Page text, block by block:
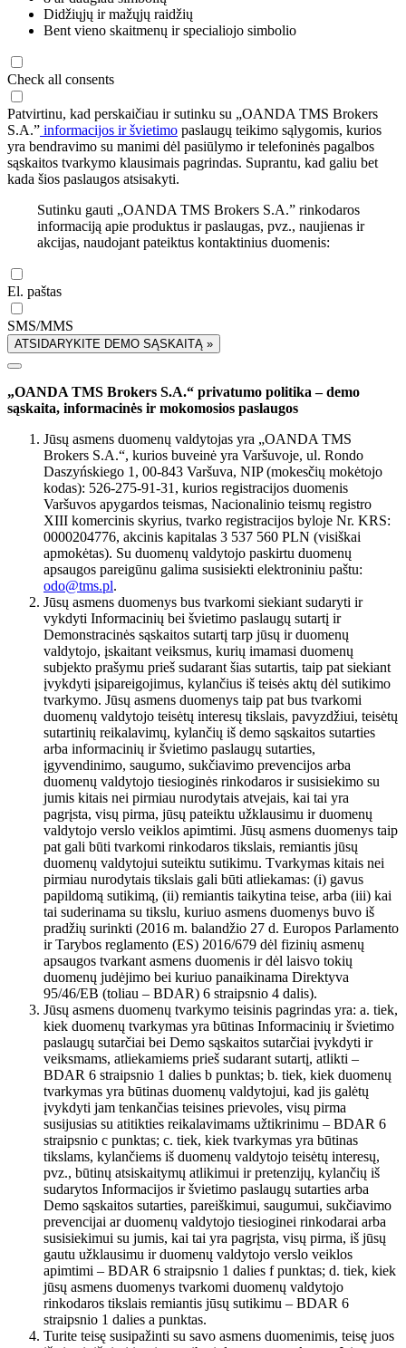
Didžiųjų ir mažųjų raidžių
Bent vieno skaitmenų ir specialiojo simbolio
Check all consents
Patvirtinu, kad perskaičiau ir sutinku su „OANDA TMS Brokers
S.A.” informacijos ir švietimo paslaugų teikimo sąlygomis, kurios
yra bendravimo su manimi dėl pasiūlymo ir telefoninės pagalbos
sąskaitos tvarkymo klausimais pagrindas. Suprantu, kad galiu bet
kada šios paslaugos atsisakyti.
Sutinku gauti „OANDA TMS Brokers S.A.” rinkodaros
informaciją apie produktus ir paslaugas, pvz., naujienas ir
akcijas, naudojant pateiktus kontaktinius duomenis:
El. paštas
SMS/MMS
ATSIDARYKITE DEMO SĄSKAITĄ »
„OANDA TMS Brokers S.A.“ privatumo politika – demo
sąskaita, informacinės ir mokomosios paslaugos
Jūsų asmens duomenų valdytojas yra „OANDA TMS
Brokers S.A.“, kurios buveinė yra Varšuvoje, ul. Rondo
Daszyńskiego 1, 00-843 Varšuva, NIP (mokesčių mokėtojo
kodas): 526-275-91-31, kurios registracijos duomenis
Varšuvos apygardos teismas, Nacionalinio teismų registro
XIII komercinis skyrius, tvarko registracijos byloje Nr. KRS:
0000204776, akcinis kapitalas 3 537 560 PLN (visiškai
apmokėtas). Su duomenų valdytojo paskirtu duomenų
apsaugos pareigūnu galima susisiekti elektroniniu paštu:
odo@tms.pl.
Jūsų asmens duomenys bus tvarkomi siekiant sudaryti ir
vykdyti Informacinių bei švietimo paslaugų sutartį ir
Demonstracinės sąskaitos sutartį tarp jūsų ir duomenų
valdytojo, įskaitant veiksmus, kurių imamasi duomenų
subjekto prašymu prieš sudarant šias sutartis, taip pat siekiant
įvykdyti įsipareigojimus, kylančius iš teisės aktų dėl sutikimo
tvarkymo. Jūsų asmens duomenys taip pat bus tvarkomi
duomenų valdytojo teisėtų interesų tikslais, pavyzdžiui, teisėtų
sutartinių reikalavimų, kylančių iš demo sąskaitos sutarties
arba informacinių ir švietimo paslaugų sutarties,
įgyvendinimo, saugumo, sukčiavimo prevencijos arba
duomenų valdytojo tiesioginės rinkodaros ir susisiekimo su
jumis kitais nei pirmiau nurodytais atvejais, kai tai yra
pagrįsta, visų pirma, jūsų pateiktu užklausimu ir duomenų
valdytojo verslo veiklos apimtimi. Jūsų asmens duomenys taip
pat gali būti tvarkomi rinkodaros tikslais, remiantis jūsų
duomenų valdytojui suteiktu sutikimu. Tvarkymas kitais nei
pirmiau nurodytais tikslais gali būti atliekamas: (i) gavus
papildomą sutikimą, (ii) remiantis taikytina teise, arba (iii) kai
tai suderinama su tikslu, kuriuo asmens duomenys buvo iš
pradžių surinkti (2016 m. balandžio 27 d. Europos Parlamento
ir Tarybos reglamento (ES) 2016/679 dėl fizinių asmenų
apsaugos tvarkant asmens duomenis ir dėl laisvo tokių
duomenų judėjimo bei kuriuo panaikinama Direktyva
95/46/EB (toliau – BDAR) 6 straipsnio 4 dalis).
Jūsų asmens duomenų tvarkymo teisinis pagrindas yra: a. tiek,
kiek duomenų tvarkymas yra būtinas Informacinių ir švietimo
paslaugų sutarčiai bei Demo sąskaitos sutarčiai įvykdyti ir
veiksmams, atliekamiems prieš sudarant sutartį, atlikti –
BDAR 6 straipsnio 1 dalies b punktas; b. tiek, kiek duomenų
tvarkymas yra būtinas duomenų valdytojui, kad jis galėtų
įvykdyti jam tenkančias teisines prievoles, visų pirma
susijusias su atitikties reikalavimams užtikrinimu – BDAR 6
straipsnio c punktas; c. tiek, kiek tvarkymas yra būtinas
tikslams, kylančiems iš duomenų valdytojo teisėtų interesų,
pvz., būtinų atsiskaitymų atlikimui ir pretenzijų, kylančių iš
sudarytos Informacijos ir švietimo paslaugų sutarties arba
Demo sąskaitos sutarties, pareiškimui, saugumui, sukčiavimo
prevencijai ar duomenų valdytojo tiesioginei rinkodarai arba
susisiekimui su jumis, kai tai yra pagrįsta, visų pirma, iš jūsų
gautu užklausimu ir duomenų valdytojo verslo veiklos
apimtimi – BDAR 6 straipsnio 1 dalies f punktas; d. tiek, kiek
jūsų asmens duomenys tvarkomi duomenų valdytojo
rinkodaros tikslais remiantis jūsų sutikimu – BDAR 6
straipsnio 1 dalies a punktas.
Turite teisę susipažinti su savo asmens duomenimis, teisę juos